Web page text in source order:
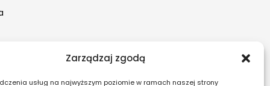
Zarządzaj zgodą
usług na najwyższym poziomie w ramach naszej strony